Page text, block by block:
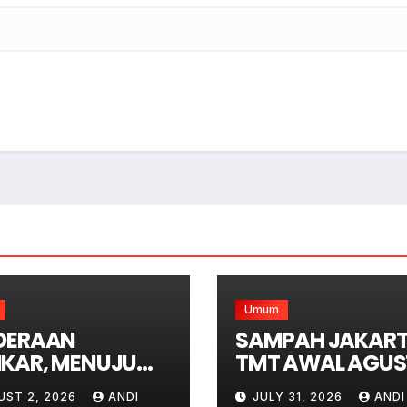
MENUJU
KEBAKARAN
2, 2026 ANDI
Umum
SAMPAH
TMT AWAL
DITOLAK BUANG
JULY 31, 2026 ANDI